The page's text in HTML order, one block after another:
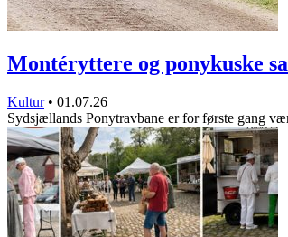
Montéryttere og ponykuske
Kultur • 01.07.26
Sydsjællands Ponytravbane er for første gang